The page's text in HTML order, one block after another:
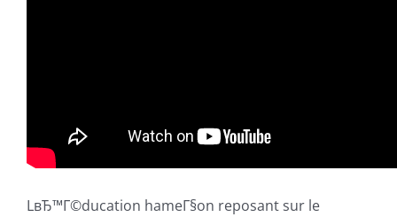
LвЂ™Г©ducation hameГ§on reposant sur le